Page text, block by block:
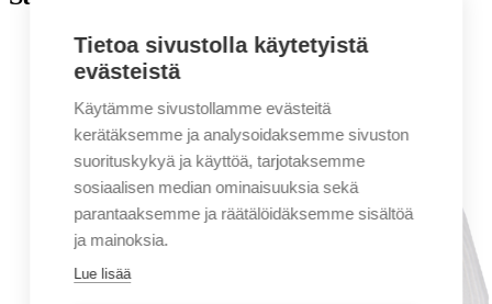
Tietoa sivustolla käytetyistä
evästeistä
Käytämme sivustollamme evästeitä
kerätäksemme ja analysoidaksemme sivuston
suorituskykyä ja käyttöä, tarjotaksemme
sosiaalisen median ominaisuuksia sekä
parantaaksemme ja räätälöidäksemme sisältöä
ja mainoksia.
Lue lisää